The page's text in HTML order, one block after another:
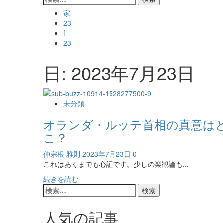
索:
家
23
f
23
日: 2023年7月23日
未分類
オランダ・ルッテ首相の真意は
こ？
仲宗根 雅則 2023年7月23日 0
これはあくまでも心証です。少しの楽観論も...
続きを読むオ
ン
ル
検
索:
人気の記事